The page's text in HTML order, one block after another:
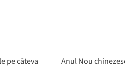
pe câteva
Anul Nou